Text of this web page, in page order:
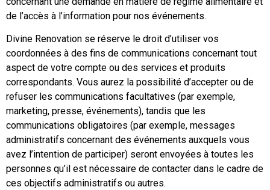
de l’accès à l’information pour nos événements.
Divine Renovation se réserve le droit d’utiliser vos
coordonnées à des fins de communications concernant tout
aspect de votre compte ou des services et produits
correspondants. Vous aurez la possibilité d’accepter ou de
refuser les communications facultatives (par exemple,
marketing, presse, événements), tandis que les
communications obligatoires (par exemple, messages
administratifs concernant des événements auxquels vous
avez l’intention de participer) seront envoyées à toutes les
personnes qu’il est nécessaire de contacter dans le cadre de
ces objectifs administratifs ou autres.